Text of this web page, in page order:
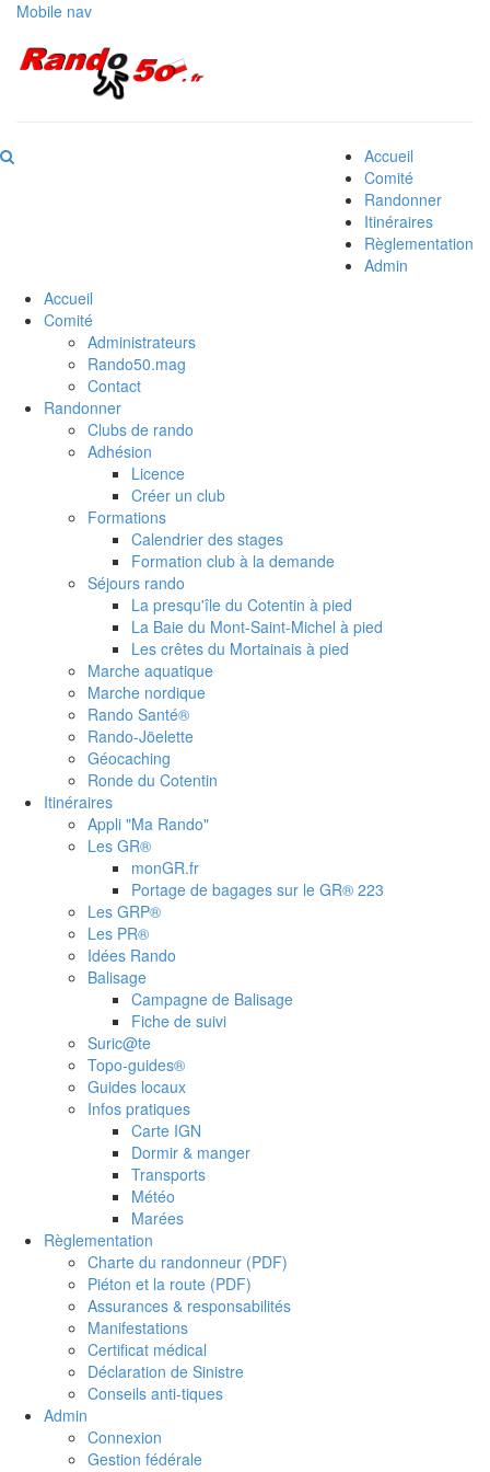
Mobile nav
Accueil
Comité
Randonner
Itinéraires
Règlementation
Admin
Accueil
Comité
Administrateurs
Rando50.mag
Contact
Randonner
Clubs de rando
Adhésion
Licence
Créer un club
Formations
Calendrier des stages
Formation club à la demande
Séjours rando
La presqu'île du Cotentin à pied
La Baie du Mont-Saint-Michel à pied
Les crêtes du Mortainais à pied
Marche aquatique
Marche nordique
Rando Santé®
Rando-Jöelette
Géocaching
Ronde du Cotentin
Itinéraires
Appli "Ma Rando"
Les GR®
monGR.fr
Portage de bagages sur le GR® 223
Les GRP®
Les PR®
Idées Rando
Balisage
Campagne de Balisage
Fiche de suivi
Suric@te
Topo-guides®
Guides locaux
Infos pratiques
Carte IGN
Dormir & manger
Transports
Météo
Marées
Règlementation
Charte du randonneur (PDF)
Piéton et la route (PDF)
Assurances & responsabilités
Manifestations
Certificat médical
Déclaration de Sinistre
Conseils anti-tiques
Admin
Connexion
Gestion fédérale